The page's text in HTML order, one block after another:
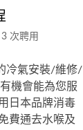
3 次聘用
冷氣安裝/維修/
機會能為您服
日本品牌消毒
費通去水喉及